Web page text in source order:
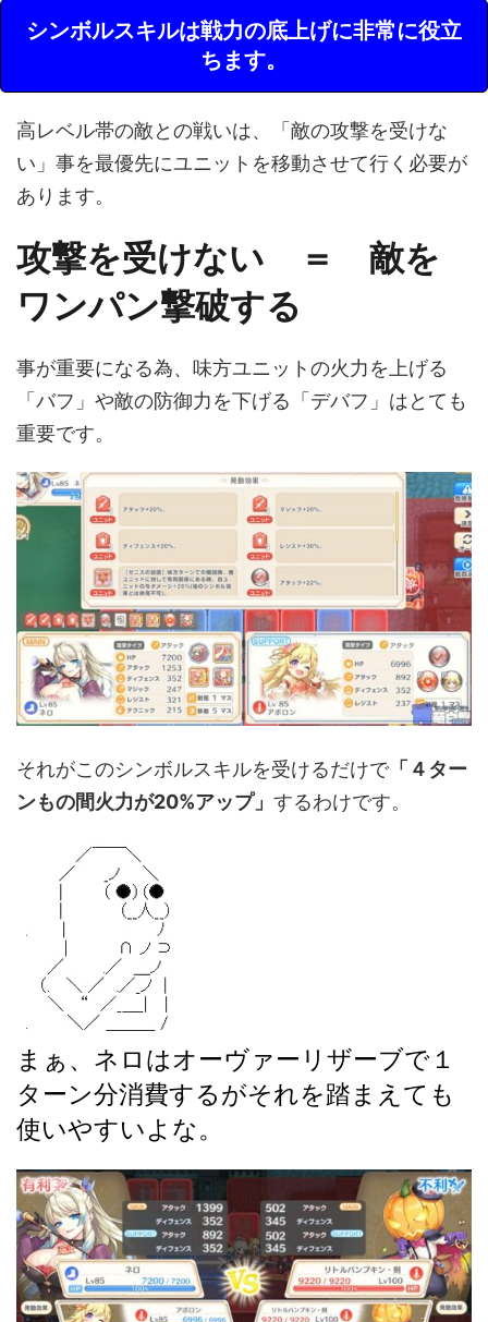
シンボルスキルは戦力の底上げに非常に役立
ちます。
高レベル帯の敵との戦いは、「敵の攻撃を受けな
い」事を最優先にユニットを移動させて行く必要が
あります。
攻撃を受けない ＝ 敵を
ワンパン撃破する
事が重要になる為、味方ユニットの火力を上げる
「バフ」や敵の防御力を下げる「デバフ」はとても
重要です。
それがこのシンボルスキルを受けるだけで「４ター
ンもの間火力が20%アップ」 するわけです。
まぁ、ネロはオーヴァーリザーブで１
ターン分消費するがそれを踏まえても
使いやすいよな。